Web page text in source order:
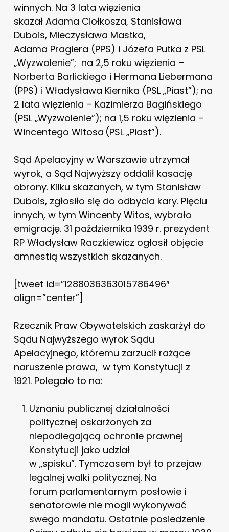
winnych. Na 3 lata więzienia
skazał Adama Ciołkosza, Stanisława
Dubois, Mieczysława Mastka,
Adama Pragiera (PPS) i Józefa Putka z PSL
„Wyzwolenie”; na 2,5 roku więzienia –
Norberta Barlickiego i Hermana Liebermana
(PPS) i Władysława Kiernika (PSL „Piast”); na
2 lata więzienia – Kazimierza Bagińskiego
(PSL „Wyzwolenie”); na 1,5 roku więzienia –
Wincentego Witosa (PSL „Piast”).
Sąd Apelacyjny w Warszawie utrzymał
wyrok, a Sąd Najwyższy oddalił kasację
obrony. Kilku skazanych, w tym Stanisław
Dubois, zgłosiło się do odbycia kary. Pięciu
innych, w tym Wincenty Witos, wybrało
emigrację. 31 października 1939 r. prezydent
RP Władysław Raczkiewicz ogłosił objęcie
amnestią wszystkich skazanych.
[tweet id=”1288036363015786496″
align=”center”]
Rzecznik Praw Obywatelskich zaskarżył do
Sądu Najwyższego wyrok Sądu
Apelacyjnego, któremu zarzucił rażące
naruszenie prawa, w tym Konstytucji z
1921. Polegało to na:
Uznaniu publicznej działalności
politycznej oskarżonych za
niepodlegającą ochronie prawnej
Konstytucji jako udział
w „spisku”. Tymczasem był to przejaw
legalnej walki politycznej. Na
forum parlamentarnym posłowie i
senatorowie nie mogli wykonywać
swego mandatu. Ostatnie posiedzenie